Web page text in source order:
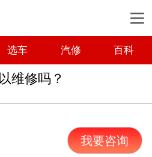
选车 汽修 百科
维修吗？
我要咨询